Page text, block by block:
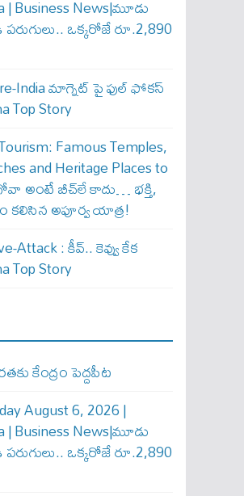
| Business News|మూడు
ఒక్కరోజే రూ.2,890
India మాగ్నెట్ పై ఫుల్ ఫోక‌స్
Top Story
Famous Temples,
and Heritage Places to
గోవా అంటే బీచ్‌లే కాదు… భక్తి,
కలిసిన అపూర్వ యాత్ర!
Attack : కీవ్‌.. కెవ్వు కేక‌
Top Story
కేంద్రం పెద్దపీట
August 6, 2026 |
| Business News|మూడు
ఒక్కరోజే రూ.2,890